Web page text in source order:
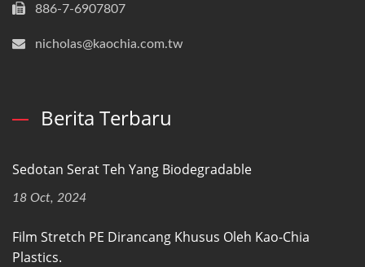
886-7-6907807
nicholas@kaochia.com.tw
Berita Terbaru
Sedotan Serat Teh Yang Biodegradable
18 Oct, 2024
Film Stretch PE Dirancang Khusus Oleh Kao-Chia
Plastics.